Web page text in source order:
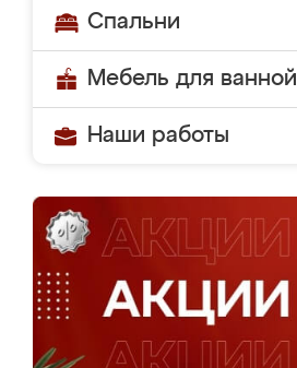
Спальни
Мебель для ванной
Наши работы